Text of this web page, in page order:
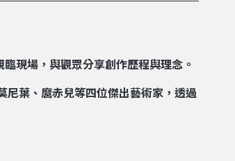
現場，與觀眾分享創作歷程與理念。
尼葉、麿赤兒等四位傑出藝術家，透過